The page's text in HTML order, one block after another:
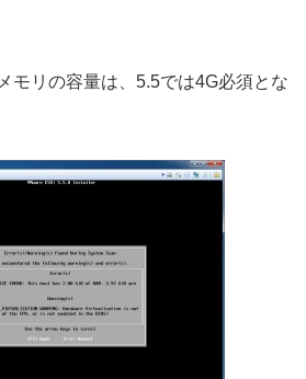
モリの容量は、5.5では4G必須とな